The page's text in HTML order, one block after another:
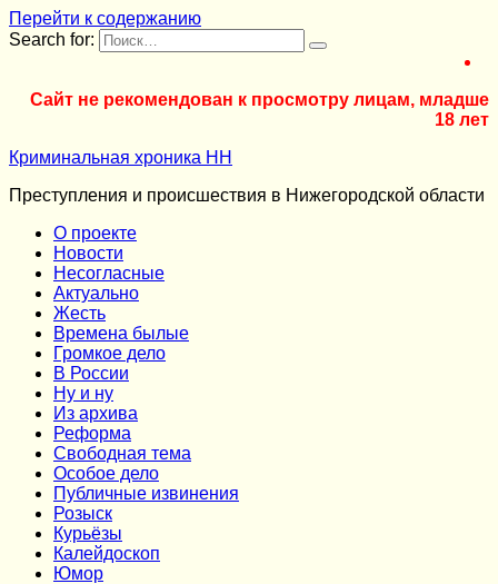
Перейти к содержанию
Search for:
Сайт не рекомендован к просмотру лицам, младше
18 лет
Криминальная хроника НН
Преступления и происшествия в Нижегородской области
О проекте
Новости
Несогласные
Актуально
Жесть
Времена былые
Громкое дело
В России
Ну и ну
Из архива
Реформа
Cвободная тема
Особое дело
Публичные извинения
Розыск
Курьёзы
Калейдоскоп
Юмор